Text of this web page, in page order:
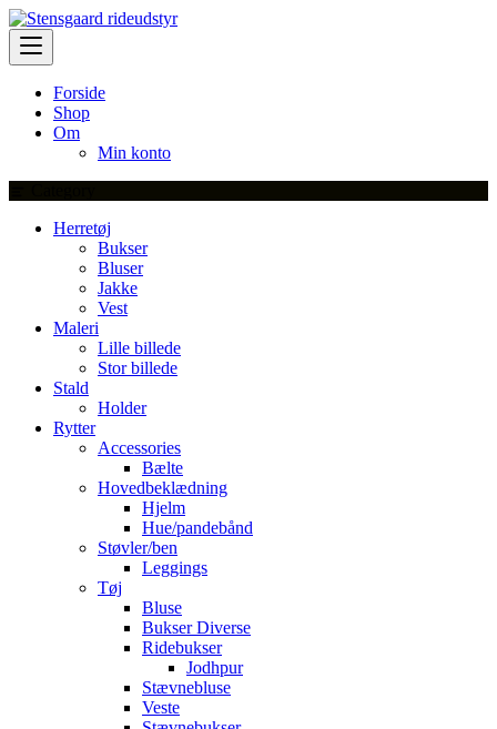
Skip
to
content
Forside
Shop
Om
Min konto
Herretøj
Bukser
Bluser
Jakke
Vest
Maleri
Lille billede
Stor billede
Stald
Holder
Rytter
Accessories
Bælte
Hovedbeklædning
Hjelm
Hue/pandebånd
Støvler/ben
Leggings
Tøj
Bluse
Bukser Diverse
Ridebukser
Jodhpur
Stævnebluse
Veste